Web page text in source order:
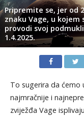
Pripremite se, jer od
znaku Vage, u kojem
provodi svoj
1.4.2025.
To sugerira da ćemo
najmračnije i
zviježđa Vage